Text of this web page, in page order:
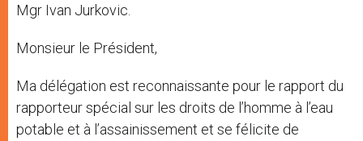
Mgr Ivan Jurkovic.
Monsieur le Président,
Ma délégation est reconnaissante pour le rapport du
rapporteur spécial sur les droits de l’homme à l’eau
potable et à l’assainissement et se félicite de